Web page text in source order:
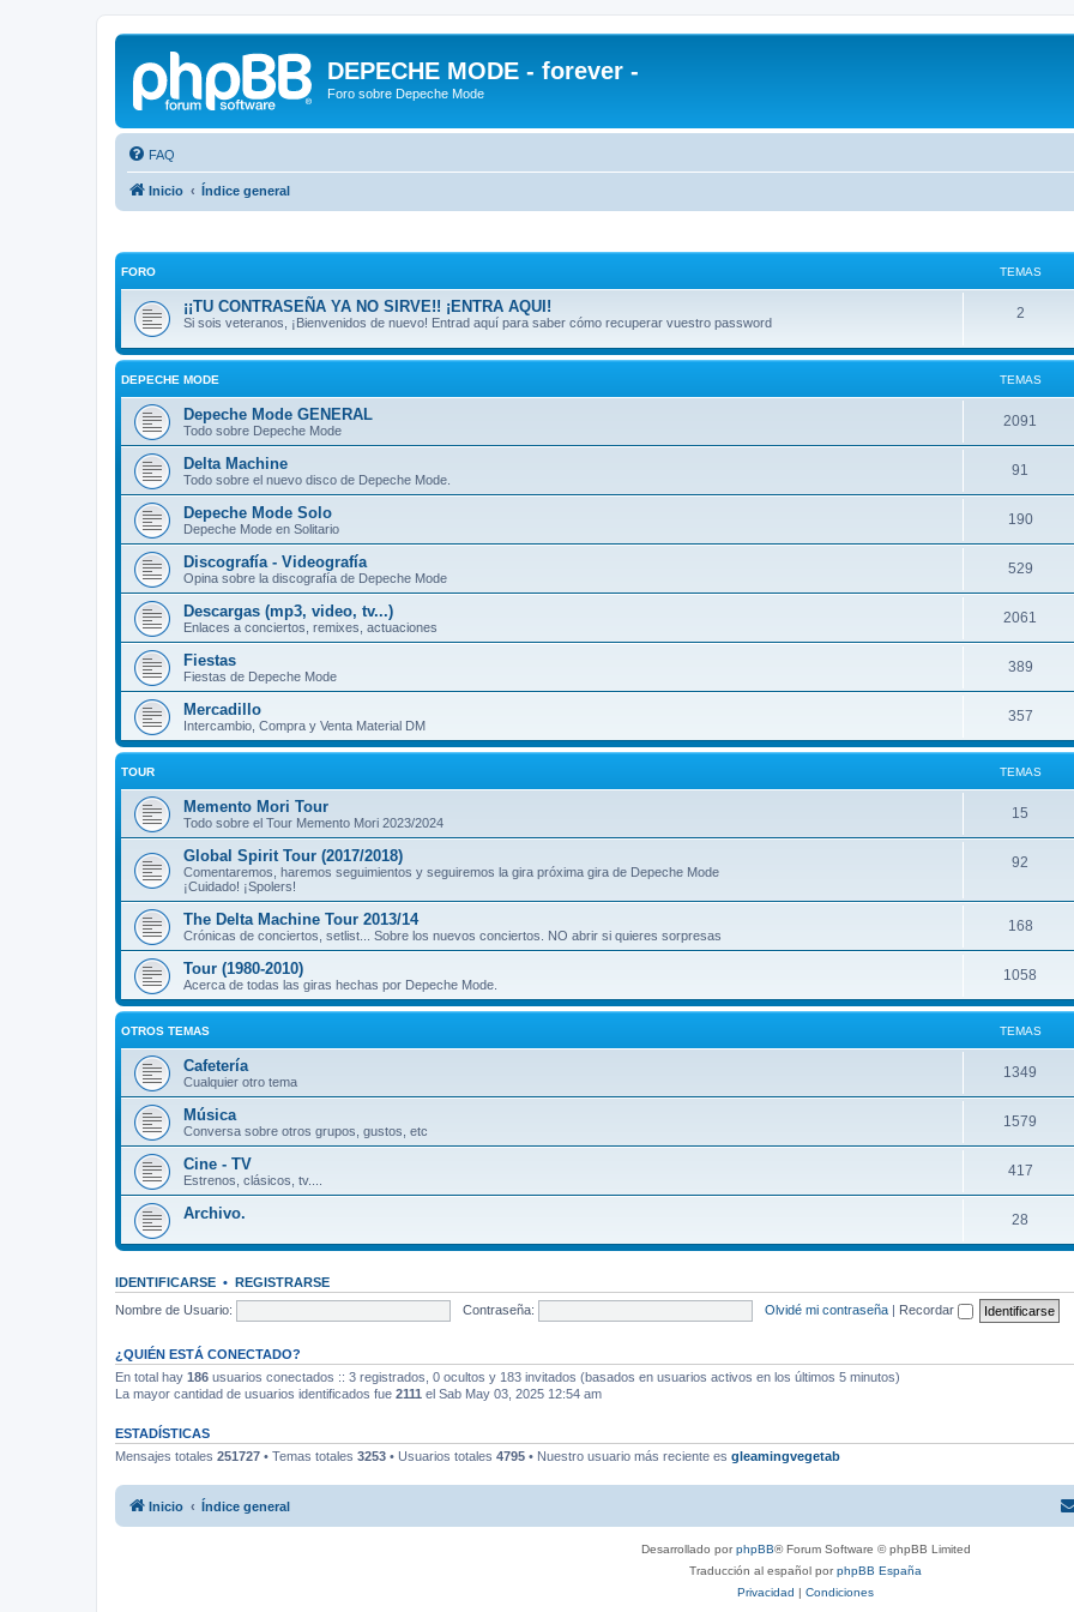
DEPECHE MODE - forever -
Foro sobre Depeche Mode
FAQ
Inicio Índice general
FORO TEMAS
¡¡TU CONTRASEÑA YA NO SIRVE!! ¡ENTRA AQUI!
Si sois veteranos, ¡Bienvenidos de nuevo! Entrad aquí para saber cómo recuperar vuestro password
2
DEPECHE MODE TEMAS
Depeche Mode GENERAL
Todo sobre Depeche Mode
2091
Delta Machine
Todo sobre el nuevo disco de Depeche Mode.
91
Depeche Mode Solo
Depeche Mode en Solitario
190
Discografía - Videografía
Opina sobre la discografía de Depeche Mode
529
Descargas (mp3, video, tv...)
Enlaces a conciertos, remixes, actuaciones
2061
Fiestas
Fiestas de Depeche Mode
389
Mercadillo
Intercambio, Compra y Venta Material DM
357
TOUR TEMAS
Memento Mori Tour
Todo sobre el Tour Memento Mori 2023/2024
15
Global Spirit Tour (2017/2018)
Comentaremos, haremos seguimientos y seguiremos la gira próxima gira de Depeche Mode
¡Cuidado! ¡Spolers!
92
The Delta Machine Tour 2013/14
Crónicas de conciertos, setlist... Sobre los nuevos conciertos. NO abrir si quieres sorpresas
168
Tour (1980-2010)
Acerca de todas las giras hechas por Depeche Mode.
1058
OTROS TEMAS TEMAS
Cafetería
Cualquier otro tema
1349
Música
Conversa sobre otros grupos, gustos, etc
1579
Cine - TV
Estrenos, clásicos, tv....
417
Archivo. 28
IDENTIFICARSE • REGISTRARSE
Nombre de Usuario:
Contraseña: Olvidé mi contraseña | Recordar
¿QUIÉN ESTÁ CONECTADO?
En total hay 186 usuarios conectados :: 3 registrados, 0 ocultos y 183 invitados (basados en usuarios activos en los últimos 5 minutos)
La mayor cantidad de usuarios identificados fue 2111 el Sab May 03, 2025 12:54 am
ESTADÍSTICAS
Mensajes totales 251727 • Temas totales 3253 • Usuarios totales 4795 • Nuestro usuario más reciente es gleamingvegetab
Inicio Índice general
Desarrollado porphpBB® Forum Software © phpBB Limited
Traducción al español porphpBB España
Privacidad | Condiciones